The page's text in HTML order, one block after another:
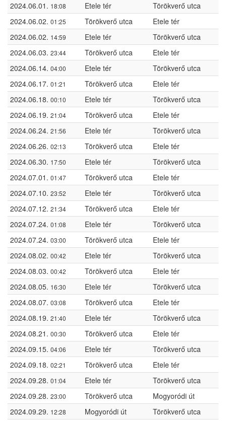
2024.06.01. 18:08 Etele tér
Törökverő utca
2024.06.02. 01:25 Törökverő utca
Etele tér
2024.06.02. 14:59 Etele tér
Törökverő utca
2024.06.03. 23:44 Törökverő utca
Etele tér
2024.06.14. 04:00 Etele tér
Törökverő utca
2024.06.17. 01:21 Törökverő utca
Etele tér
2024.06.18. 00:10 Etele tér
Törökverő utca
2024.06.19. 21:04 Törökverő utca
Etele tér
2024.06.24. 21:56 Etele tér
Törökverő utca
2024.06.26. 02:13 Törökverő utca
Etele tér
2024.06.30. 17:50 Etele tér
Törökverő utca
2024.07.01. 01:47 Törökverő utca
Etele tér
2024.07.10. 23:52 Etele tér
Törökverő utca
2024.07.12. 21:34 Törökverő utca
Etele tér
2024.07.24. 01:08 Etele tér
Törökverő utca
2024.07.24. 03:00 Törökverő utca
Etele tér
2024.08.02. 00:42 Etele tér
Törökverő utca
2024.08.03. 00:42 Törökverő utca
Etele tér
2024.08.05. 16:30 Etele tér
Törökverő utca
2024.08.07. 03:08 Törökverő utca
Etele tér
2024.08.19. 21:40 Etele tér
Törökverő utca
2024.08.21. 00:30 Törökverő utca
Etele tér
2024.09.15. 04:06 Etele tér
Törökverő utca
2024.09.18. 02:21 Törökverő utca
Etele tér
2024.09.28. 01:04 Etele tér
Törökverő utca
2024.09.28. 23:00 Törökverő utca
Mogyoródi út
2024.09.29. 12:28 Mogyoródi út
Törökverő utca